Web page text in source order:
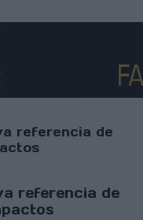
referencia de